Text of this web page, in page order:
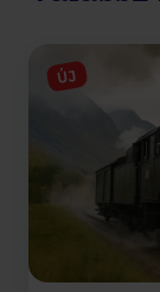
ÚJ